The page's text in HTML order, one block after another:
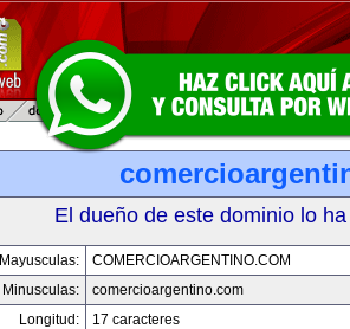
El dueño de este dominio lo
Mayusculas:
COMERCIOARGENTINO.COM
Minusculas:
comercioargentino.com
Longitud:
17 caracteres